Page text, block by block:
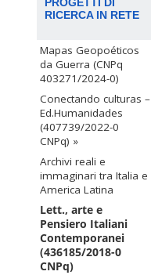
RICERCA IN RETE
Mapas Geopoéticos
da Guerra (CNPq
403271/2024-0)
Conectando culturas –
Ed.Humanidades
(407739/2022-0
CNPq) »
Archivi reali e
immaginari tra Italia e
America Latina
Lett., arte e
Pensiero Italiani
Contemporanei
(436185/2018-0
CNPq)